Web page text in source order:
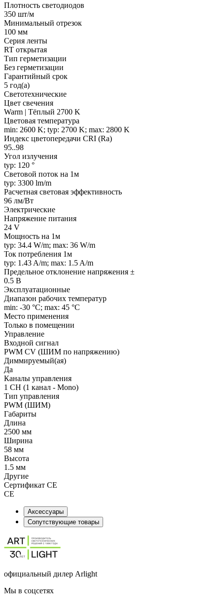
Плотность светодиодов
350 шт/м
Минимальный отрезок
100 мм
Серия ленты
RT открытая
Тип герметизации
Без герметизации
Гарантийный срок
5 год(а)
Светотехнические
Цвет свечения
Warm | Тёплый 2700 K
Цветовая температура
min: 2600 K; typ: 2700 K; max: 2800 K
Индекс цветопередачи CRI (Ra)
95..98
Угол излучения
typ: 120 °
Световой поток на 1м
typ: 3300 lm/m
Расчетная световая эффективность
96 лм/Вт
Электрические
Напряжение питания
24 V
Мощность на 1м
typ: 34.4 W/m; max: 36 W/m
Ток потребления 1м
typ: 1.43 A/m; max: 1.5 A/m
Предельное отклонение напряжения ±
0.5 В
Эксплуатационные
Диапазон рабочих температур
min: -30 °C; max: 45 °C
Место применения
Только в помещении
Управление
Входной сигнал
PWM СV (ШИМ по напряжению)
Диммируемый(ая)
Да
Каналы управления
1 CH (1 канал - Mono)
Тип управления
PWM (ШИМ)
Габариты
Длина
2500 мм
Ширина
58 мм
Высота
1.5 мм
Другие
Сертификат CE
CE
Аксессуары
Сопутствующие товары
официальный дилер Arlight
Мы в соцсетях